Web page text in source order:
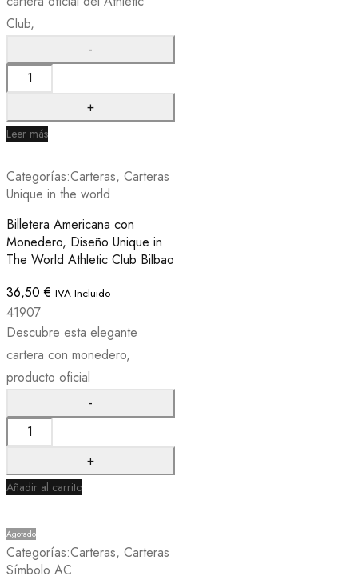
Club,
Leer más
Categorías:Carteras, Carteras
Unique in the world
Billetera Americana con
Monedero, Diseño Unique in
The World Athletic Club Bilbao
36,50€ IVA Incluido
41907
Descubre esta elegante
cartera con monedero,
producto oficial
Añadir al carrito
Agotado
Categorías:Carteras, Carteras
Símbolo AC